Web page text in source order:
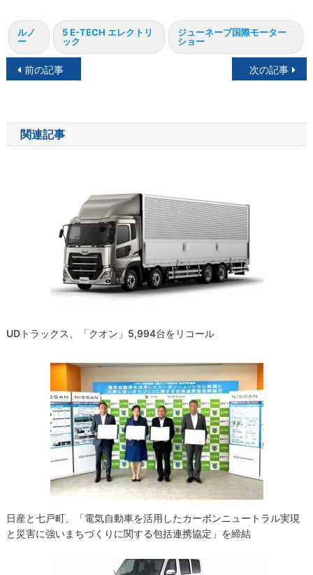
ルノ
ー
5 E-TECH エレクトリ
ック
ジューネーブ国際モーター
ショー
投
ナ
ビ
前の記事 次の記事
関連記事
UDトラックス、「クオン」5,994台をリコール
日産と七戸町、「電気自動車を活用したカーボンニュートラル実現
と災害に強いまちづくりに関する包括連携協定」を締結